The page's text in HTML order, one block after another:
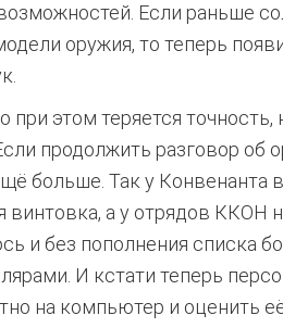
Если раньше
оружия, то теперь
при этом теряется
продолжить разговор об
больше. Так у Конвенанта
винтовка, а у отрядов ККОН
и без пополнения списка
И кстати теперь
на компьютер и оценить